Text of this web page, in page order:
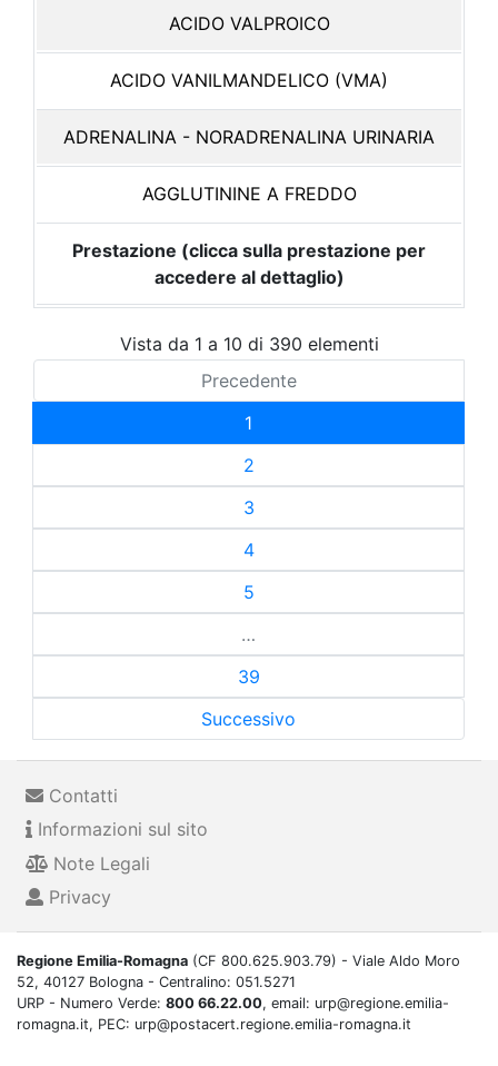
ACIDO VALPROICO
ACIDO VANILMANDELICO (VMA)
ADRENALINA - NORADRENALINA URINARIA
AGGLUTININE A FREDDO
Prestazione (clicca sulla prestazione per
accedere al dettaglio)
Vista da 1 a 10 di 390 elementi
Precedente
1
2
3
4
5
…
39
Successivo
Contatti
Informazioni sul sito
Note Legali
Privacy
Regione Emilia-Romagna (CF 800.625.903.79) - Viale Aldo Moro
52, 40127 Bologna - Centralino: 051.5271
URP - Numero Verde: 800 66.22.00, email: urp@regione.emilia-
romagna.it, PEC: urp@postacert.regione.emilia-romagna.it